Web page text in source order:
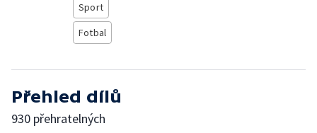
Sport
Fotbal
Přehled dílů
930 přehratelných